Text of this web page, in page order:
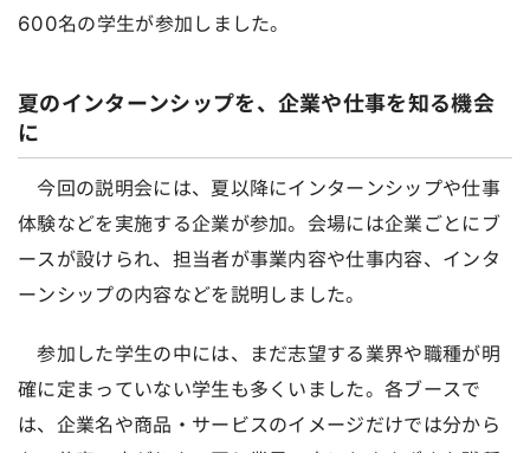
600名の学生が参加しました。
夏のインターンシップを、企業や仕事を知る機会
に
今回の説明会には、夏以降にインターンシップや仕事
体験などを実施する企業が参加。会場には企業ごとにブ
ースが設けられ、担当者が事業内容や仕事内容、インタ
ーンシップの内容などを説明しました。
参加した学生の中には、まだ志望する業界や職種が明
確に定まっていない学生も多くいました。各ブースで
は、企業名や商品・サービスのイメージだけでは分から